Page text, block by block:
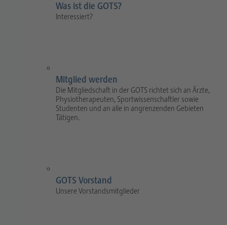
Was ist die GOTS?
Interessiert?
Mitglied werden
Die Mitgliedschaft in der GOTS richtet sich an Ärzte,
Physiotherapeuten, Sportwissenschaftler sowie
Studenten und an alle in angrenzenden Gebieten
Tätigen.
GOTS Vorstand
Unsere Vorstandsmitglieder